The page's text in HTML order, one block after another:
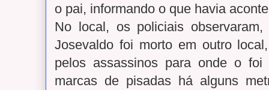
o pai, informando o que havia
No local, os policiais
Josevaldo foi morto em outro
pelos assassinos para onde o foi
marcas de pisadas há alguns